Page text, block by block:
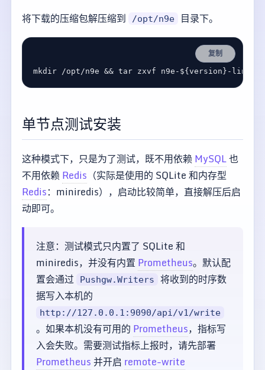
将下载的压缩包解压缩到
/opt/n9e 目录下。
复制
mkdir /opt/n9e && tar zxvf n9e- ${ version }
单节点测试安装
这种模式下，只是为了测试，既不用依赖 MySQL也
不用依赖 Redis （实际是使用的 SQLite 和内存型
Redis：miniredis），启动比较简单，直接解压后启
动即可。
注意：测试模式只内置了 SQLite 和
miniredis，并没有内置Prometheus。默认配
置会通过
Pushgw.Writers
将收到的时序数
据写入本机的
http://127.0.0.1:9090/api/v1/write
。如果本机没有可用的 Prometheus，指标写
入会失败。需要测试指标上报时，请先部署
Prometheus并开启 remote-write